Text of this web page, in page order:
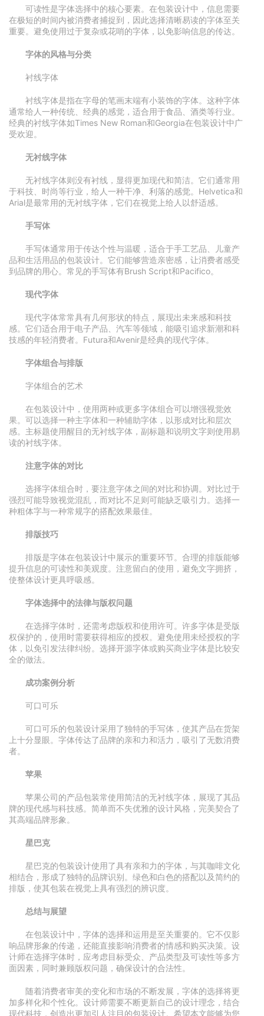
可读性是字体选择中的核心要素。在包装设计中，信息需要
在极短的时间内被消费者捕捉到，因此选择清晰易读的字体至关
重要。避免使用过于复杂或花哨的字体，以免影响信息的传达。
字体的风格与分类
衬线字体
衬线字体是指在字母的笔画末端有小装饰的字体。这种字体
通常给人一种传统、经典的感觉，适合用于食品、酒类等行业。
经典的衬线字体如Times New Roman和Georgia在包装设计中广
受欢迎。
无衬线字体
无衬线字体则没有衬线，显得更加现代和简洁。它们通常用
于科技、时尚等行业，给人一种干净、利落的感觉。Helvetica和
Arial是最常用的无衬线字体，它们在视觉上给人以舒适感。
手写体
手写体通常用于传达个性与温暖，适合于手工艺品、儿童产
品和生活用品的包装设计。它们能够营造亲密感，让消费者感受
到品牌的用心。常见的手写体有Brush Script和Pacifico。
现代字体
现代字体常常具有几何形状的特点，展现出未来感和科技
感。它们适合用于电子产品、汽车等领域，能吸引追求新潮和科
技感的年轻消费者。Futura和Avenir是经典的现代字体。
字体组合与排版
字体组合的艺术
在包装设计中，使用两种或更多字体组合可以增强视觉效
果。可以选择一种主字体和一种辅助字体，以形成对比和层次
感。主标题使用醒目的无衬线字体，副标题和说明文字则使用易
读的衬线字体。
注意字体的对比
选择字体组合时，要注意字体之间的对比和协调。对比过于
强烈可能导致视觉混乱，而对比不足则可能缺乏吸引力。选择一
种粗体字与一种常规字的搭配效果最佳。
排版技巧
排版是字体在包装设计中展示的重要环节。合理的排版能够
提升信息的可读性和美观度。注意留白的使用，避免文字拥挤，
使整体设计更具呼吸感。
字体选择中的法律与版权问题
在选择字体时，还需考虑版权和使用许可。许多字体是受版
权保护的，使用时需要获得相应的授权。避免使用未经授权的字
体，以免引发法律纠纷。选择开源字体或购买商业字体是比较安
全的做法。
成功案例分析
可口可乐
可口可乐的包装设计采用了独特的手写体，使其产品在货架
上十分显眼。字体传达了品牌的亲和力和活力，吸引了无数消费
者。
苹果
苹果公司的产品包装常使用简洁的无衬线字体，展现了其品
牌的现代感与科技感。简单而不失优雅的设计风格，完美契合了
其高端品牌形象。
星巴克
星巴克的包装设计使用了具有亲和力的字体，与其咖啡文化
相结合，形成了独特的品牌识别。绿色和白色的搭配以及简约的
排版，使其包装在视觉上具有强烈的辨识度。
总结与展望
在包装设计中，字体的选择和运用是至关重要的。它不仅影
响品牌形象的传递，还能直接影响消费者的情感和购买决策。设
计师在选择字体时，应考虑目标受众、产品类型及可读性等多方
面因素，同时兼顾版权问题，确保设计的合法性。
随着消费者审美的变化和市场的不断发展，字体的选择将更
加多样化和个性化。设计师需要不断更新自己的设计理念，结合
现代科技，创造出更加引人注目的包装设计。希望本文能够为您